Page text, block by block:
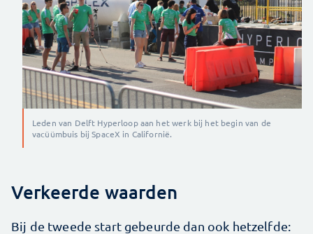
Leden van Delft Hyperloop aan het werk bij het begin van de
vacüümbuis bij SpaceX in Californië.
Verkeerde waarden
Bij de tweede start gebeurde dan ook hetzelfde: